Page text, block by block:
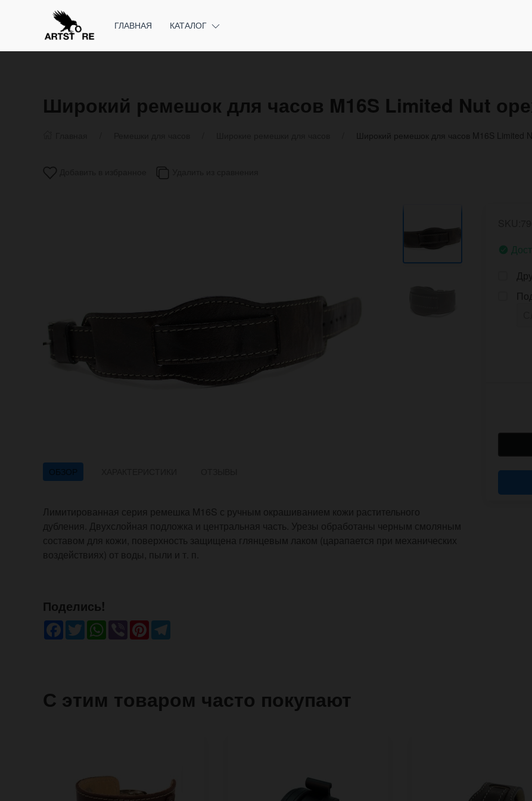
ГЛАВНАЯ КАТАЛОГ
Широкий ремешок для часов M16S Limited Nut
Широкий ремешок для часов M16S Limited
ОБЗОР
Лимитированная серия ремешка M16S с ручным окрашиванием кожи растительного
дубления. Двухслойная подложка и центральная часть. Урезы обработаны черным смоляным
составом для кожи, поверхность защищена глянцевым лаком (царапается при механических
воздействиях) от воды, пыли и т. п.
Поделись!
Facebook
TwitterWhatsApp
ViberPinterest
С этим товаром часто покупают